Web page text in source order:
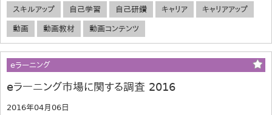
スキルアップ 自己学習 自己研鑽 キャリア キャリアアップ
動画 動画教材 動画コンテンツ
eラーニング
eラーニング市場に関する調査 2016
2016年04月06日